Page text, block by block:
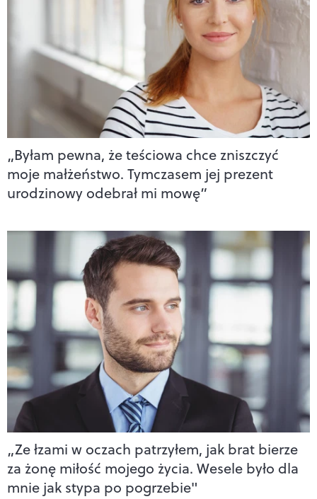
„Byłam pewna, że teściowa chce zniszczyć
moje małżeństwo. Tymczasem jej prezent
urodzinowy odebrał mi mowę”
„Ze łzami w oczach patrzyłem, jak brat bierze
za żonę miłość mojego życia. Wesele było dla
mnie jak stypa po pogrzebie"